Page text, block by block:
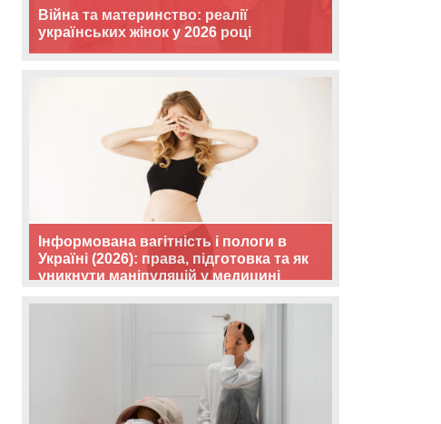
Війна та материнство: реалії
українських жінок у 2026 році
Інформована вагітність і пологи в
Україні (2026): права, підготовка та як
уникнути маніпуляцій у медицині